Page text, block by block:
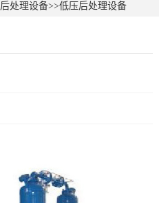
后处理设备>>低压后处理设备